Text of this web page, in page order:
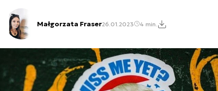
Małgorzata Fraser26.01.2023 4 min.